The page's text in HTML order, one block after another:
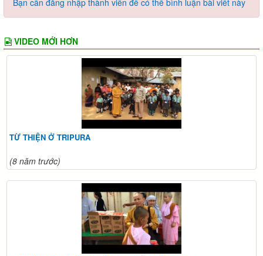
Bạn cần đăng nhập thành viên để có thể bình luận bài viết này
VIDEO MỚI HƠN
TỪ THIỆN Ở TRIPURA
(8 năm trước)